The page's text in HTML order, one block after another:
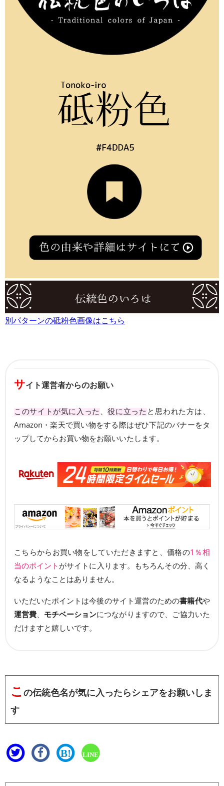
別パターンの砥粉色画像はこちら
サイト運営者からのお願い
このサイトが気に入った 役に立った と思われた方は、
Amazon・楽天で買い物をする際はぜひ下記のバナーをタ
ップしてからお買い物をお願いいたします。
こちらからお買い物をしていただきますと、価格の1％相
当のポイント がサイトに入ります。もちろんその分、高く
なるようなことはありません。
いただいたポイントは今後のサイト運営のための書籍代や
運営費
モチベーションにつながりますので、ご協力いた
だけますと嬉しいです。
こ の伝統色名が気に入ったらシェアをお願いしま
す
B! LINE